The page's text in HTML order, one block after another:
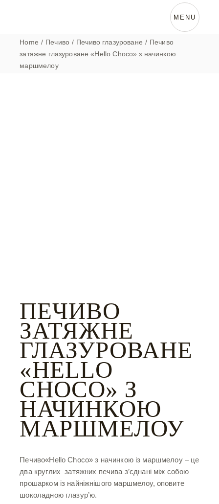
MENU
Home Печиво Печиво глазуроване
Печиво
затяжне глазуроване «Hello Choco» з начинкою
маршмелоу
ПЕЧИВО
ЗАТЯЖНЕ
ГЛАЗУРОВАНЕ
«HELLO
CHOCO» З
НАЧИНКОЮ
МАРШМЕЛОУ
Печиво«Hello Choco» з начинкою із маршмелоу – це
два круглих затяжних печива з’єднані між собою
прошарком із найніжнішого маршмелоу, оповите
шоколадною глазур’ю.